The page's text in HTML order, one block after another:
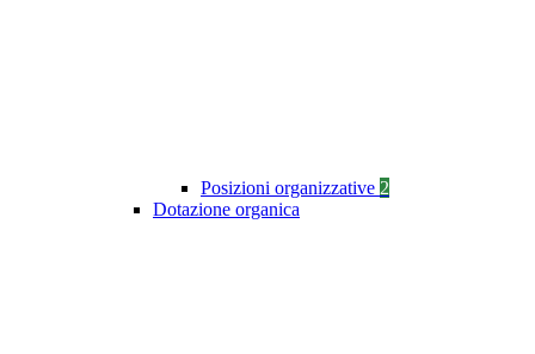
Posizioni organizzative 2
Dotazione organica